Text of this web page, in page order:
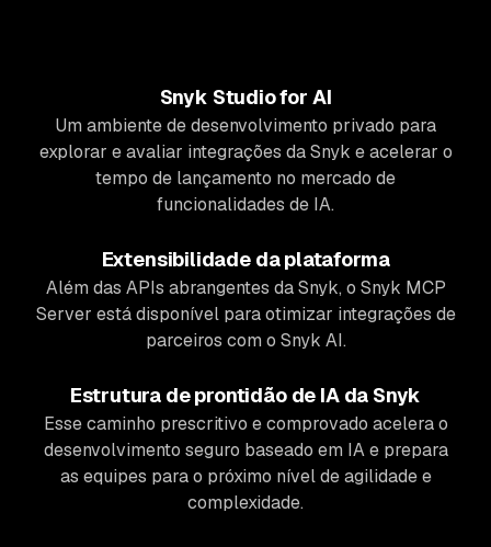
Snyk Studio for AI
Um ambiente de desenvolvimento privado para
explorar e avaliar integrações da Snyk e acelerar o
tempo de lançamento no mercado de
funcionalidades de IA.
Extensibilidade da plataforma
Além das APIs abrangentes da Snyk, o Snyk MCP
Server está disponível para otimizar integrações de
parceiros com o Snyk AI.
Estrutura de prontidão de IA da Snyk
Esse caminho prescritivo e comprovado acelera o
desenvolvimento seguro baseado em IA e prepara
as equipes para o próximo nível de agilidade e
complexidade.